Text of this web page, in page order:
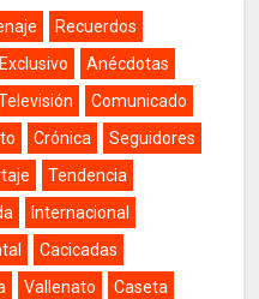
Recuerdos
Exclusivo
Anécdotas
Comunicado
Crónica
Seguidores
Tendencia
Internacional
Cacicadas
Vallenato
Caseta